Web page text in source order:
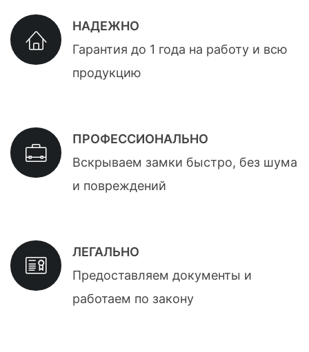
НАДЕЖНО
Гарантия до 1 года на работу и всю
продукцию
ПРОФЕССИОНАЛЬНО
Вскрываем замки быстро, без шума
и повреждений
ЛЕГАЛЬНО
Предоставляем документы и
работаем по закону